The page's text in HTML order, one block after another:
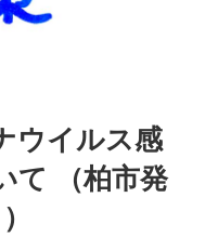
ウイルス感
て （柏市発